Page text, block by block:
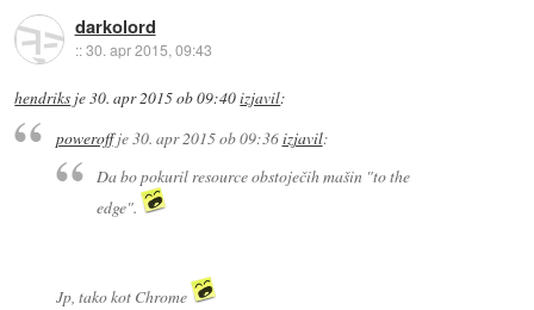
darkolord
::30. apr 2015, 09:43
hendriks je30. apr 2015 ob 09:40izjavil:
poweroffje30. apr 2015 ob 09:36izjavil:
Da bo pokuril resource obstoječih mašin "to the
edge".
Jp, tako kot Chrome